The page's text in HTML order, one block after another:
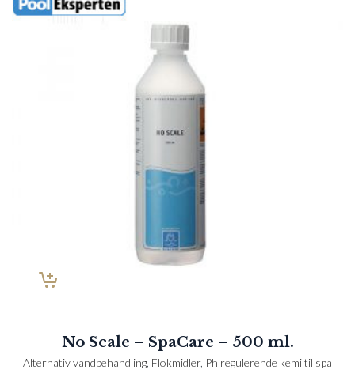
No Scale – SpaCare – 500 ml.
Alternativ vandbehandling Flokmidler, Ph regulerende kemi til spa